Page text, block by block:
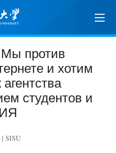
против
и хотим
студентов и
| SISU